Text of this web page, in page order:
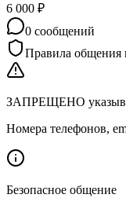
6 000 ₽
0 сообщений
Правила общения
ЗАПРЕЩЕНО
Номера телефонов,
Безопасное общение